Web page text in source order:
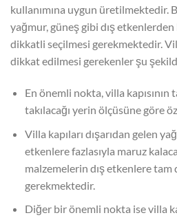
kullanımına uygun üretilmektedir.
yağmur, güneş gibi dış etkenlerden
dikkatli seçilmesi gerekmektedir.
dikkat edilmesi gerekenler şu
En önemli nokta, villa kapısının
takılacağı yerin ölçüsüne göre
Villa kapıları dışarıdan gelen
etkenlere fazlasıyla maruz
malzemelerin dış etkenlere tam
gerekmektedir.
Diğer bir önemli nokta ise villa